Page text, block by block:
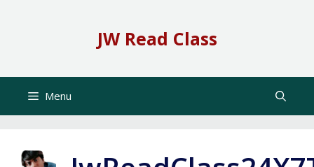
JW Read Class
Menu